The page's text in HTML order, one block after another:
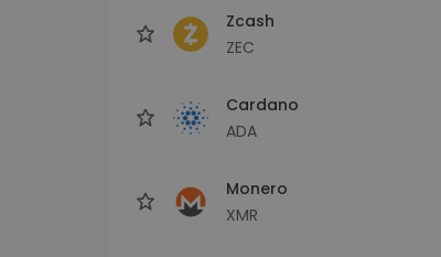
Zcash
ZEC
Cardano
ADA
Monero
XMR